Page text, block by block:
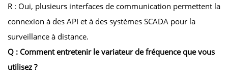
R : Oui, plusieurs interfaces de communication permettent la
connexion à des API et à des systèmes SCADA pour la
surveillance à distance.
Q : Comment entretenir le variateur de fréquence que vous
utilisez ?